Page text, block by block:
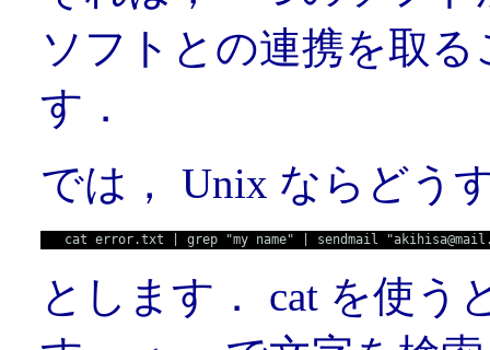
ソフトとの連携を取
す．
では， Unix ならどう
cat error.txt | grep "my name" | sendmail "
とします． cat を使う